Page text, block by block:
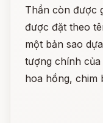
Thần còn được
được đặt theo
một bản sao
tượng chính
hoa hồng, chim